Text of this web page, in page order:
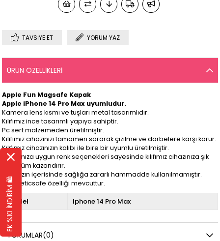
TAVSIYE ET YORUM YAZ
ÜRÜN ÖZELLIKLERI
Apple Fun Magsafe Kapak
Apple iPhone 14 Pro Max uyumludur.
Kamera lens kısmı ve tuşları metal tasarımlıdır.
Kılıfımız ince tasarımlı yapıya sahiptir.
Pc sert malzemeden üretilmiştir.
Kılıfımız cihazınızı tamamen sararak çizilme ve darbelere karşı korur.
Kılıfımız cihazınızın kalıbı ile bire bir uyumlu üretilmiştir.
Cihazınıza uygun renk seçenekleri sayesinde kılıfımız cihazınıza şık
görünüm kazandırır.
Kılıfımızın içerisinde sağlığa zararlı hammadde kullanılmamıştır.
Magneticsafe özelliği mevcuttur.
Model Iphone 14 Pro Max
YORUMLAR(0)
EK %10 İNDİRİM 🛍️